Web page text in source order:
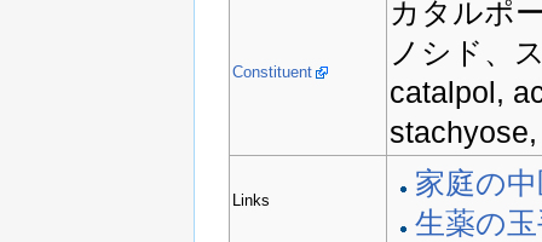
Constituent
カタルポ
ノシド、
catalpol,
Links
家庭の
生薬の